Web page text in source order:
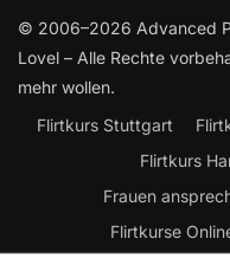
© 2006–2026 Advanced
Lovel – Alle Rechte
mehr wollen.
Flirtkurs Stuttgart
Flirtkurs
Frauen
Flirtkurse